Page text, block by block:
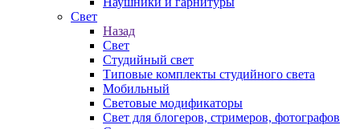
Свет
Назад
Свет
Студийный свет
Типовые комплекты студийного света
Мобильный
Световые модификаторы
Свет для блогеров, стримеров, фотографов